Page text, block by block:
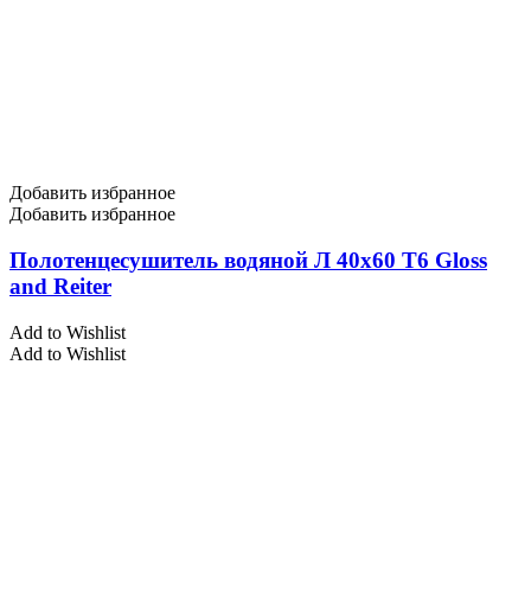
Добавить избранное
Добавить избранное
Полотенцесушитель водяной Л 40х60 Т6 Gloss
and Reiter
Add to Wishlist
Add to Wishlist